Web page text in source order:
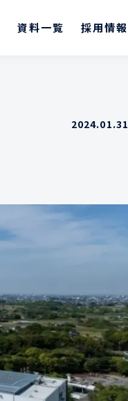
資料一覧 採用情報
2024.01.31